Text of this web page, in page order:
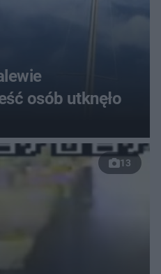
osób utknęło
13